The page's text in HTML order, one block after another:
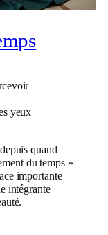
yeux
quand
du temps »
importante
intégrante